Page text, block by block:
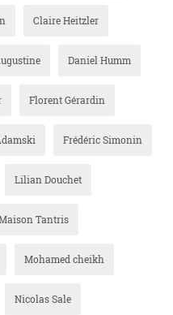
Claire Heitzler
Daniel Humm
Florent Gérardin
Frédéric Simonin
Lilian Douchet
Tantris
Mohamed cheikh
Nicolas Sale